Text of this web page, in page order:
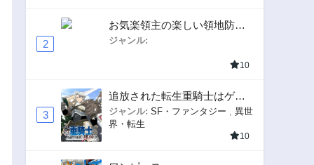
2
お気楽領主の楽しい領地防衛
〜生産系魔術で名もなき村を
ジャンル:
10
3
追放された転生重騎士はゲー
ム知識で無双する
ジャンル: SF・ファンタジー
異世
界・転生
10